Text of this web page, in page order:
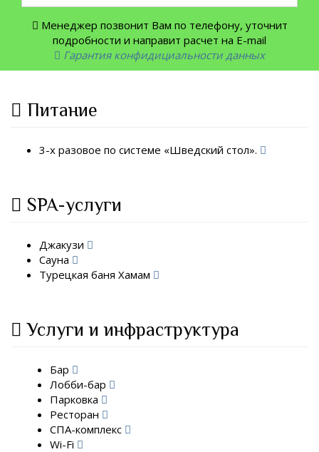
Менеджер позвонит Вам по телефону, уточнит
подробности и направит расчет на E-mail
Гарантия конфидициальности данных
Питание
3-х разовое по системе «Шведский стол».
SPA-услуги
Джакузи
Сауна
Турецкая баня Хамам
Услуги и инфраструктура
Бар
Лобби-бар
Парковка
Ресторан
СПА-комплекс
Wi-Fi